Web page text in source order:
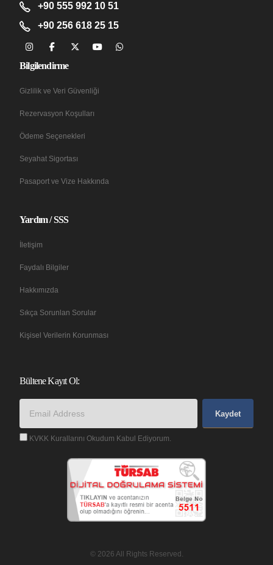
+90 555 992 10 51
+90 256 618 25 15
Bilgilendirme
Gizlilik ve Veri Güvenliği
Rezervasyon Koşulları
Ödeme Seçenekleri
Seyahat Sigortası
Pasaport ve Vize Hakkında
Yardım / SSS
İletişim
Faydalı Bilgiler
Hakkımızda
Sıkça Sorunlan Sorular
Kişisel Verilerin Korunması
Bültene Kayıt Ol:
Kaydet
KVKK Kurallarını Okudum Kabul Ediyorum.
© 2026 All Rights Reserved.